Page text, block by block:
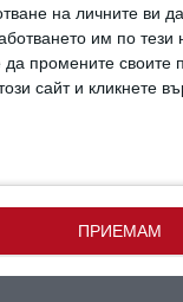
на личните ви
им по тези
промените своите
сайт и кликнете
ПРИЕМАМ